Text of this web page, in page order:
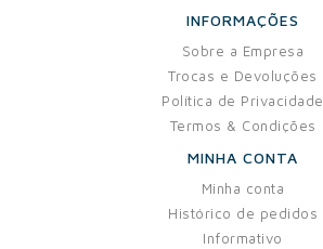
INFORMAÇÕES
Sobre a Empresa
Trocas e Devoluções
Política de Privacidade
Termos & Condições
MINHA CONTA
Minha conta
Histórico de pedidos
Informativo